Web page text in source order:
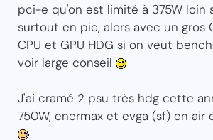
pci-e qu'on est limité à 375W loin
surtout en pic, alors avec un gros
CPU et GPU HDG si on veut
voir large conseil
J'ai cramé 2 psu très hdg cette
750W, enermax et evga (sf) en air